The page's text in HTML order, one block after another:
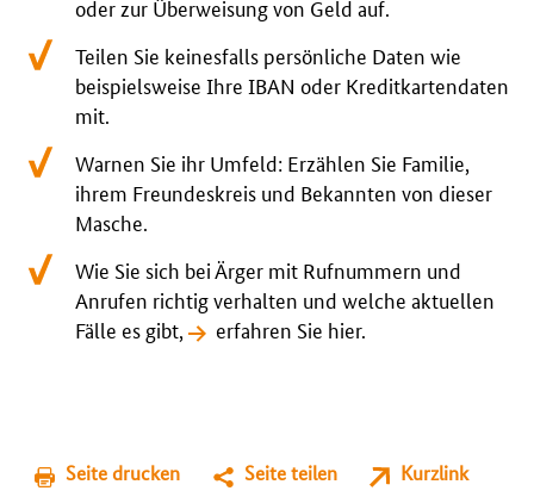
oder zur Überweisung von Geld auf.
Teilen Sie keinesfalls persönliche Daten wie
beispielsweise Ihre IBAN oder Kreditkartendaten
mit.
Warnen Sie ihr Umfeld: Erzählen Sie Familie,
ihrem Freundeskreis und Bekannten von dieser
Masche.
Wie Sie sich bei Ärger mit Rufnummern und
Anrufen richtig verhalten und welche aktuellen
Fälle es gibt,
erfahren Sie hier.
Seite drucken Seite teilen Kurzlink